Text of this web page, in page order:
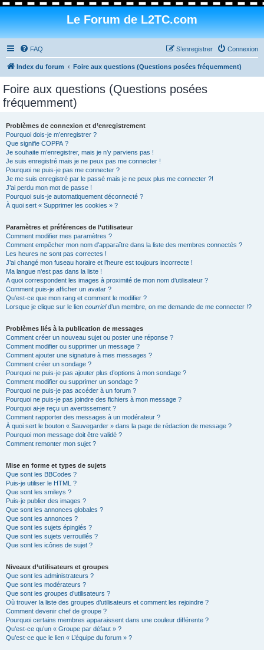
Le Forum de L2TC.com
FAQ Connexion
S’enregistrer
Index du forum Foire aux questions (Questions posées fréquemment)
Foire aux questions (Questions posées
fréquemment)
Problèmes de connexion et d’enregistrement
Pourquoi dois-je m’enregistrer ?
Que signifie COPPA ?
Je souhaite m’enregistrer, mais je n’y parviens pas !
Je suis enregistré mais je ne peux pas me connecter !
Pourquoi ne puis-je pas me connecter ?
Je me suis enregistré par le passé mais je ne peux plus me connecter ?!
J’ai perdu mon mot de passe !
Pourquoi suis-je automatiquement déconnecté ?
À quoi sert « Supprimer les cookies » ?
Paramètres et préférences de l’utilisateur
Comment modifier mes paramètres ?
Comment empêcher mon nom d’apparaître dans la liste des membres connectés ?
Les heures ne sont pas correctes !
J’ai changé mon fuseau horaire et l’heure est toujours incorrecte !
Ma langue n’est pas dans la liste !
A quoi correspondent les images à proximité de mon nom d’utilisateur ?
Comment puis-je afficher un avatar ?
Qu’est-ce que mon rang et comment le modifier ?
Lorsque je clique sur le lien courrield’un membre, on me demande de me connecter !?
Problèmes liés à la publication de messages
Comment créer un nouveau sujet ou poster une réponse ?
Comment modifier ou supprimer un message ?
Comment ajouter une signature à mes messages ?
Comment créer un sondage ?
Pourquoi ne puis-je pas ajouter plus d’options à mon sondage ?
Comment modifier ou supprimer un sondage ?
Pourquoi ne puis-je pas accéder à un forum ?
Pourquoi ne puis-je pas joindre des fichiers à mon message ?
Pourquoi ai-je reçu un avertissement ?
Comment rapporter des messages à un modérateur ?
À quoi sert le bouton « Sauvegarder » dans la page de rédaction de message ?
Pourquoi mon message doit être validé ?
Comment remonter mon sujet ?
Mise en forme et types de sujets
Que sont les BBCodes ?
Puis-je utiliser le HTML ?
Que sont les smileys ?
Puis-je publier des images ?
Que sont les annonces globales ?
Que sont les annonces ?
Que sont les sujets épinglés ?
Que sont les sujets verrouillés ?
Que sont les icônes de sujet ?
Niveaux d’utilisateurs et groupes
Que sont les administrateurs ?
Que sont les modérateurs ?
Que sont les groupes d’utilisateurs ?
Où trouver la liste des groupes d’utilisateurs et comment les rejoindre ?
Comment devenir chef de groupe ?
Pourquoi certains membres apparaissent dans une couleur différente ?
Qu’est-ce qu’un « Groupe par défaut » ?
Qu’est-ce que le lien « L’équipe du forum » ?